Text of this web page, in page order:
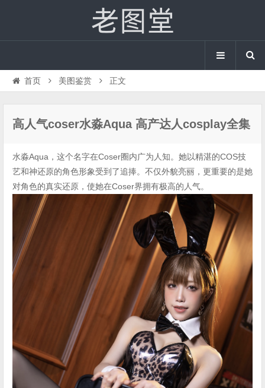
首页 美图鉴赏 正文
高人气coser水淼Aqua 高产达人cosplay全集
水淼Aqua，这个名字在Coser圈内广为人知。她以精湛的COS技
艺和神还原的角色形象受到了追捧。不仅外貌亮丽，更重要的是她
对角色的真实还原，使她在Coser界拥有极高的人气。